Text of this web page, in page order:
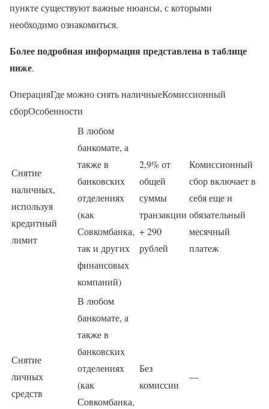
пункте существуют важные нюансы, с которыми
необходимо ознакомиться.
Более подробная информация представлена в таблице
ниже.
ОперацияГде можно снять наличныеКомиссионный
сборОсобенности
Снятие
наличных,
используя
кредитный
лимит
В любом
банкомате, а
также в
банковских
отделениях
(как
Совкомбанка,
так и других
финансовых
компаний)
2,9% от
общей
суммы
транзакции
+ 290
рублей
Комиссионный
сбор включает в
себя еще и
обязательный
месячный
платеж
Снятие
личных
средств
В любом
банкомате, а
также в
банковских
отделениях
(как
Совкомбанка,
Без
комиссии
—